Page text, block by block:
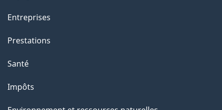
Entreprises
Prestations
Santé
Impôts